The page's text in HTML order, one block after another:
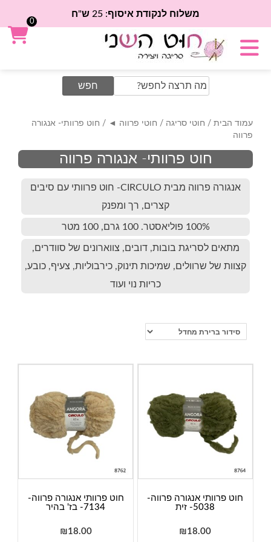
משלוח לנקודת איסוף: 25 ש"ח
Search
for:
עמוד הבית / חוטי סריגה / חוטי פרווה ◄ / חוט פרוותי- אנגורה
פרווה
חוט פרוותי- אנגורה פרווה
אנגורה פרווה מבית CIRCULO- חוט פרוותי עם סיבים
קצרים, רך ומפנק
100% פוליאסטר. 100 גרם, 100 מטר
מתאים לסריגת בובות, דובים, צווארונים של סוודרים,
קצוות של שרוולים, שמיכות תינוק, כירבוליות, צעיף, כובע,
כריות נוי ועוד
חוט פרוותי אנגורה פרווה-
5038- זית
₪18.00
חוט פרוותי אנגורה פרווה-
7134- בז' בהיר
₪18.00
0